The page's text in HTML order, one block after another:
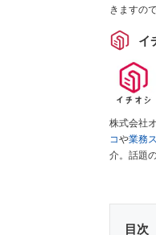
きますの
イ
株式会社
コや業務
介。話題
目次